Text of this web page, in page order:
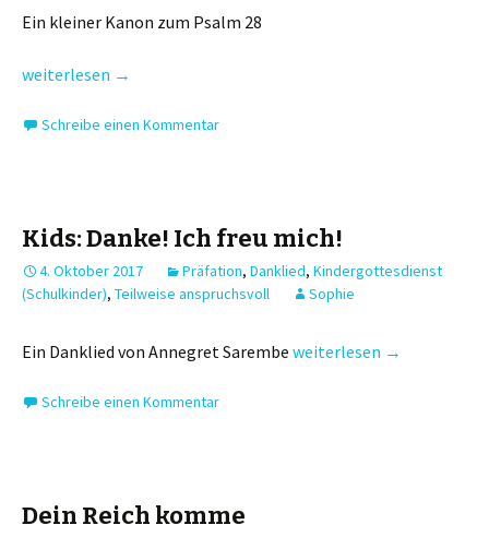
Ein kleiner Kanon zum Psalm 28
Kids: Mein Herz ist fröhlich (Kanon)
weiterlesen →
Schreibe einen Kommentar
Kids: Danke! Ich freu mich!
4. Oktober 2017 Präfation, Danklied, Kindergottesdienst
(Schulkinder), Teilweise anspruchsvoll Sophie
Ein Danklied von Annegret Sarembe Kids: Danke! Ich freu mich!
weiterlesen →
Schreibe einen Kommentar
Dein Reich komme